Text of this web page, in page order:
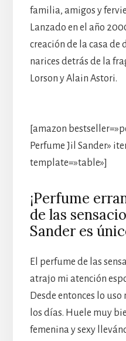
familia, amigos y
Lanzado en el año
creación de la casa de
narices detrás de la
Lorson y Alain Astori.
[amazon
Perfume Jil Sander»
template=»table»]
¡Perfume
de las
Sander es
El perfume de las
atrajo mi atención
Desde entonces lo
los días. Huele muy
femenina y sexy